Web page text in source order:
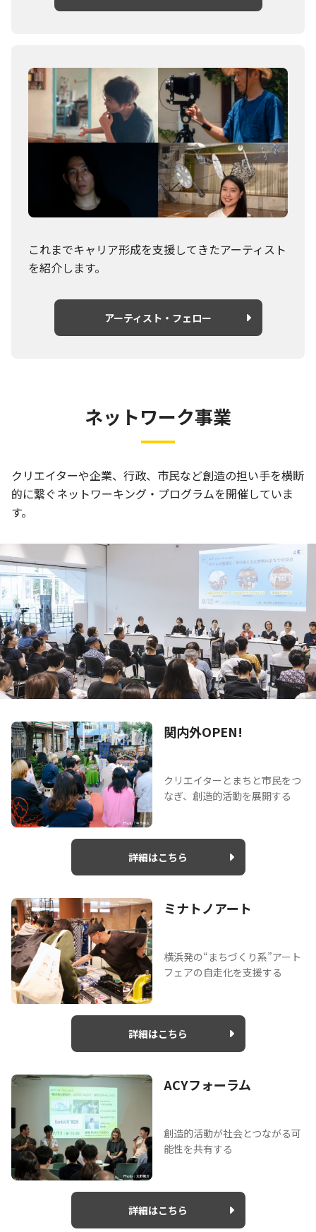
これまでキャリア形成を支援してきたアーティスト
を紹介します。
アーティスト・フェロー
ネットワーク事業
クリエイターや企業、行政、市民など創造の担い手を横断
的に繋ぐネットワーキング・プログラムを開催していま
す。
関内外OPEN!
クリエイターとまちと市民をつ
なぎ、創造的活動を展開する
詳細はこちら
ミナトノアート
横浜発の“まちづくり系”アート
フェアの自走化を支援する
詳細はこちら
ACYフォーラム
創造的活動が社会とつながる可
能性を共有する
詳細はこちら